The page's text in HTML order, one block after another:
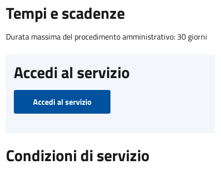
Tempi e scadenze
Durata massima del procedimento amministrativo: 30 giorni
Accedi al servizio
Accedi al servizio
Condizioni di servizio